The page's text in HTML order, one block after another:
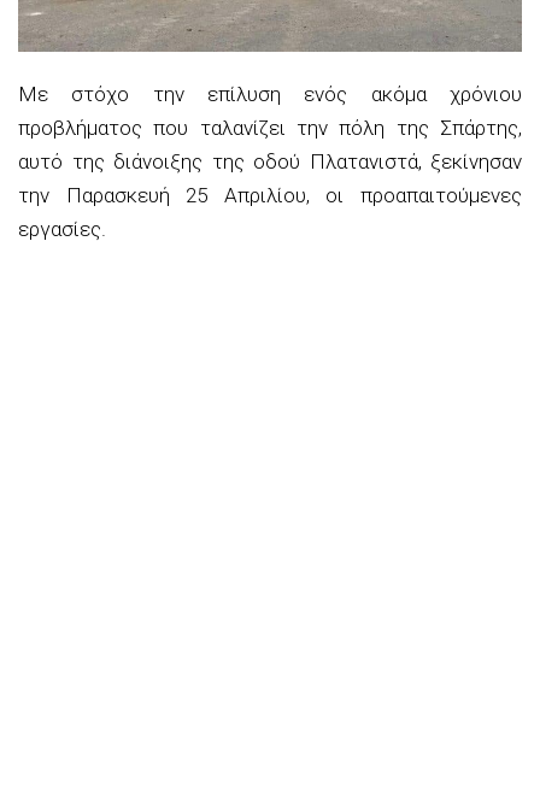
Με στόχο την επίλυση ενός ακόμα χρόνιου
προβλήματος που ταλανίζει την πόλη της Σπάρτης,
αυτό της διάνοιξης της οδού Πλατανιστά, ξεκίνησαν
την Παρασκευή 25 Απριλίου, οι προαπαιτούμενες
εργασίες.